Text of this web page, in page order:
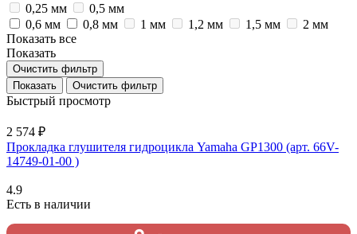
0,25 мм
0,5 мм
0,6 мм
0,8 мм 1 мм 1,2 мм 1,5 мм
2 мм
Показать все
Показать
Очистить фильтр
Очистить фильтр
Быстрый просмотр
2 574 ₽
Прокладка глушителя гидроцикла Yamaha GP1300 (арт. 66V-
14749-01-00 )
4.9
Есть в наличии